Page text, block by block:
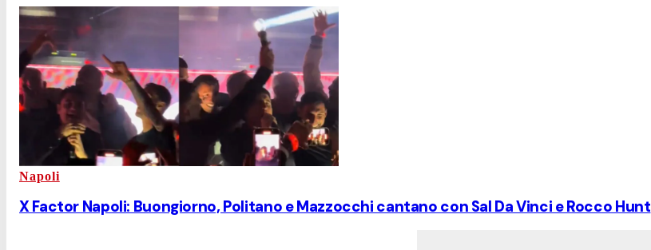
Napoli
X Factor Napoli: Buongiorno, Politano e Mazzocchi cantano con Sal Da Vinci e Rocco Hunt